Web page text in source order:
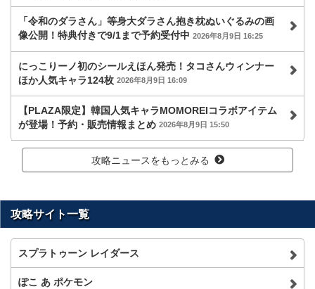
「令和のダラさん」等身大ダラさん抱き枕ぬいぐるみの画
像公開！特典付きで9/1まで予約受付中 2026年8月9日 16:25
にっこりーノ初のシールえほん発売！タコさんウィンナー
ほか人気キャラ124枚 2026年8月9日 16:09
【PLAZA限定】韓国人気キャラMOMOREIコラボアイテム
が登場！予約・販売情報まとめ 2026年8月9日 15:50
攻略ニュースをもっとみる
攻略サイト一覧
スプラトゥーン レイダース
ぽこ あ ポケモン